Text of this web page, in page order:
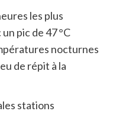
les plus
pic de 47 °C
nocturnes
de répit à la
stations